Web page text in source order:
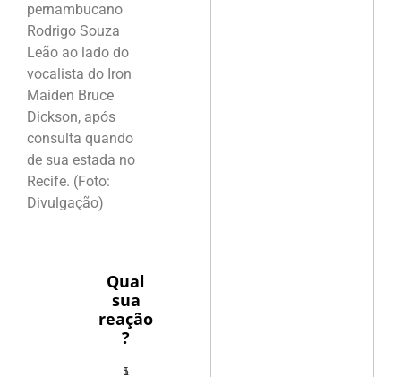
pernambucano
Rodrigo Souza
Leão ao lado do
vocalista do Iron
Maiden Bruce
Dickson, após
consulta quando
de sua estada no
Recife. (Foto:
Divulgação)
Qual
sua
reação
?
1
5